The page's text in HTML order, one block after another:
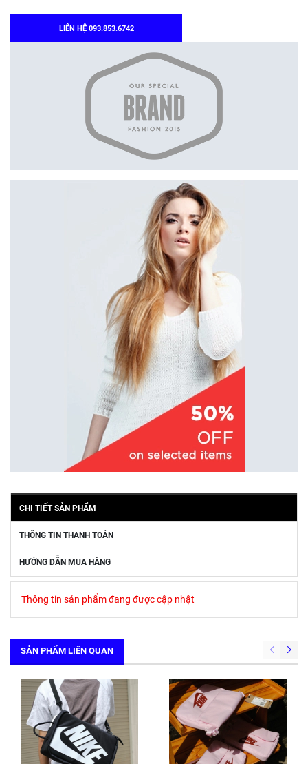
LIÊN HỆ 093.853.6742
CHI TIẾT SẢN PHẨM
THÔNG TIN THANH TOÁN
HƯỚNG DẪN MUA HÀNG
Thông tin sản phẩm đang được cập nhật
SẢN PHẨM LIÊN QUAN